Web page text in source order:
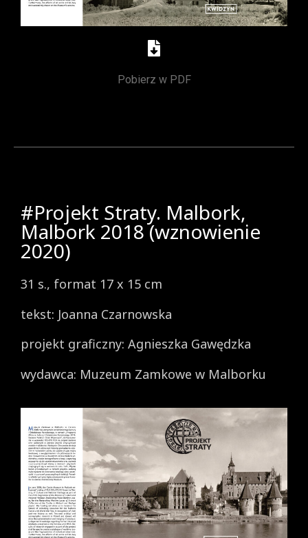
Pobierz w PDF
#Projekt Straty. Malbork,
Malbork 2018 (wznowienie
2020)
31 s., format 17 x 15 cm
tekst: Joanna Czarnowska
projekt graficzny: Agnieszka Gawędzka
wydawca: Muzeum Zamkowe w Malborku